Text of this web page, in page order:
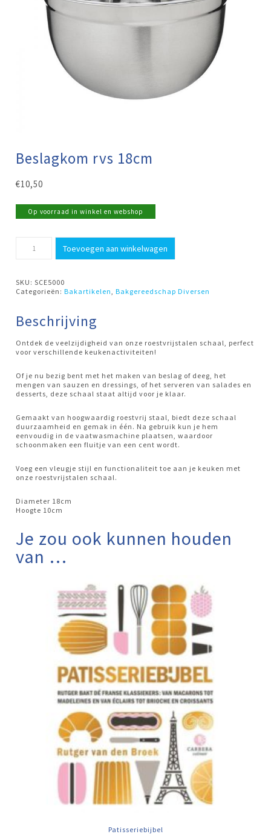
Beslagkom rvs 18cm
€10,50
Op voorraad in winkel en webshop
Toevoegen aan winkelwagen
SKU:SCE5000
Categorieën:Bakartikelen ,Bakgereedschap Diversen
Beschrijving
Ontdek de veelzijdigheid van onze roestvrijstalen schaal, perfect
voor verschillende keukenactiviteiten!
Of je nu bezig bent met het maken van beslag of deeg, het
mengen van sauzen en dressings, of het serveren van salades en
desserts, deze schaal staat altijd voor je klaar.
Gemaakt van hoogwaardig roestvrij staal, biedt deze schaal
duurzaamheid en gemak in één. Na gebruik kun je hem
eenvoudig in de vaatwasmachine plaatsen, waardoor
schoonmaken een fluitje van een cent wordt.
Voeg een vleugje stijl en functionaliteit toe aan je keuken met
onze roestvrijstalen schaal.
Diameter 18cm
Hoogte 10cm
Je zou ook kunnen houden
van …
Patisseriebijbel